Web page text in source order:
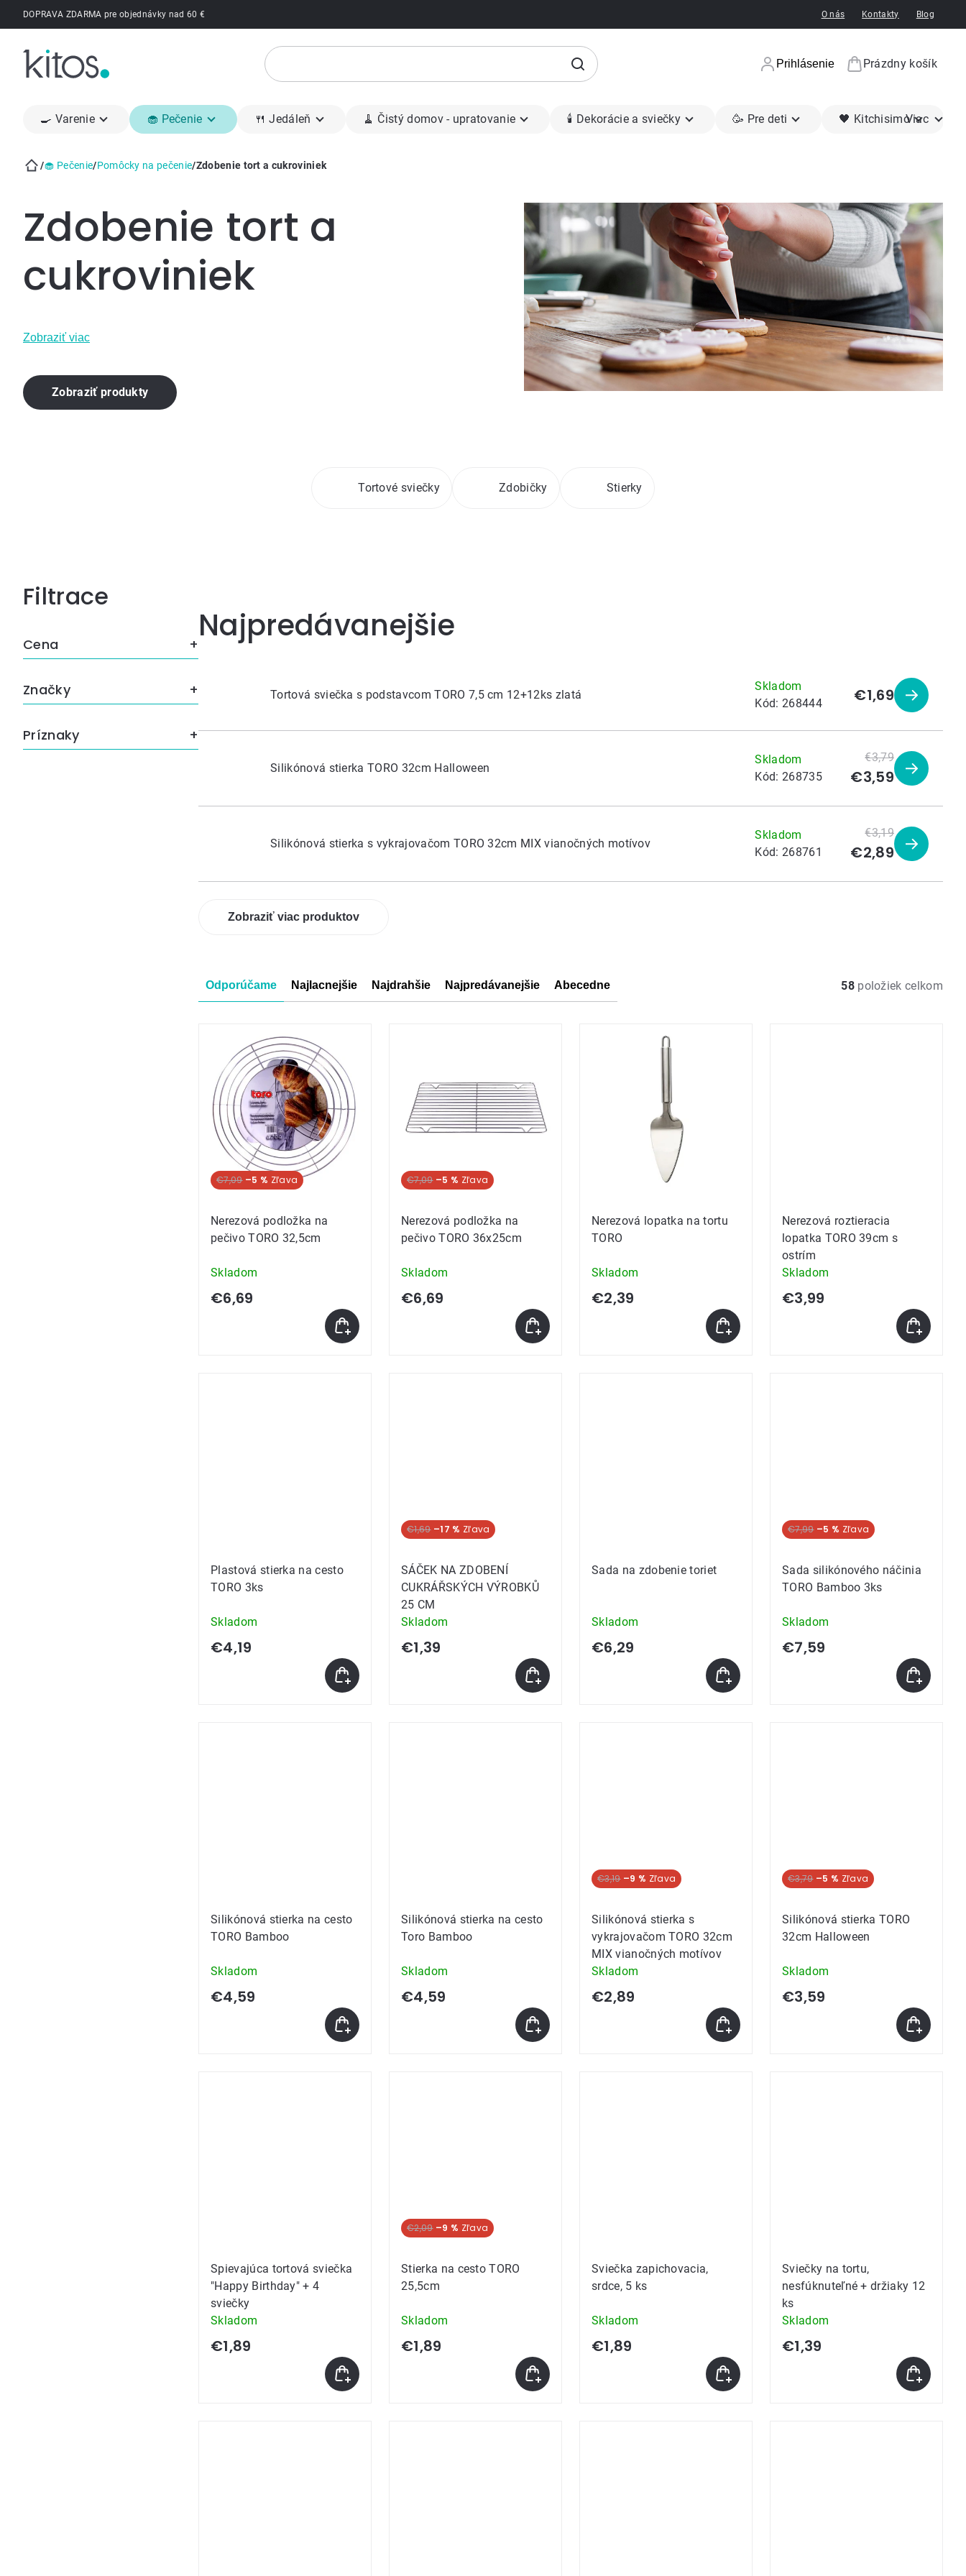
PrejsťDOPRAVA ZDARMA pre objednávky nad 60 € O nás Kontakty Blog
Prihlásenie
Nákupný
Prázdny košík
🍳 Varenie 🧁 Pečenie 🍴 Jedáleň 🧹 Čistý domov - upratovanie 🕯 Dekorácie a sviečky 🥳 Pre deti 🖤 KitchisimoViac
/🧁 Pečenie/Pomôcky na pečenie/Zdobenie tort a cukroviniek
Zdobenie tort a
cukroviniek
Zobraziť viac
Zobraziť produkty
Tortové sviečky Zdobičky Stierky
Bočný
panel
Cena
Príznaky
Značky
Najpredávanejšie
Tortová sviečka s podstavcom TORO 7,5 cm 12+12ks zlatá
Skladom
Kód:268444 €1,69
Zobraziť
Silikónová stierka TORO 32cm Halloween
Skladom
Kód:268735
€3,79
€3,59
Zobraziť
Silikónová stierka s vykrajovačom TORO 32cm MIX vianočných motívov
Skladom
Kód:268761
€3,19
€2,89
Zobraziť
Zobraziť viac produktov
Radenie
Odporúčame Najlacnejšie Najdrahšie Najpredávanejšie Abecedne 58položiek celkom
Výpis
produktov
€7,09 –5 %
Nerezová podložka na
pečivo TORO 32,5cm
Skladom
€6,69
€7,09 –5 %
Nerezová podložka na
pečivo TORO 36x25cm
Skladom
€6,69
Nerezová lopatka na tortu
TORO
Skladom
€2,39
Nerezová roztieracia
lopatka TORO 39cm s
ostrím
Skladom
€3,99
Plastová stierka na cesto
TORO 3ks
Skladom
€4,19
€1,69 –17 %
SÁČEK NA ZDOBENÍ
CUKRÁŘSKÝCH VÝROBKŮ
25 CM
Skladom
€1,39
Sada na zdobenie toriet
Skladom
€6,29
€7,99 –5 %
Sada silikónového náčinia
TORO Bamboo 3ks
Skladom
€7,59
Silikónová stierka na cesto
TORO Bamboo
Skladom
€4,59
Silikónová stierka na cesto
Toro Bamboo
Skladom
€4,59
€3,19 –9 %
Silikónová stierka s
vykrajovačom TORO 32cm
MIX vianočných motívov
Skladom
€2,89
€3,79 –5 %
Silikónová stierka TORO
32cm Halloween
Skladom
€3,59
Spievajúca tortová sviečka
"Happy Birthday" + 4
sviečky
Skladom
€1,89
€2,09 –9 %
Stierka na cesto TORO
25,5cm
Skladom
€1,89
Sviečka zapichovacia,
srdce, 5 ks
Skladom
€1,89
Sviečky na tortu,
nesfúknuteľné + držiaky 12
ks
Skladom
€1,39